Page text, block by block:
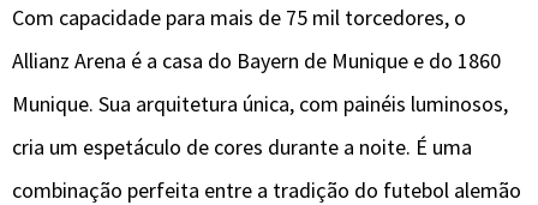
Com capacidade para mais de 75 mil torcedores, o
Allianz Arena é a casa do Bayern de Munique e do 1860
Munique. Sua arquitetura única, com painéis luminosos,
cria um espetáculo de cores durante a noite. É uma
combinação perfeita entre a tradição do futebol alemão